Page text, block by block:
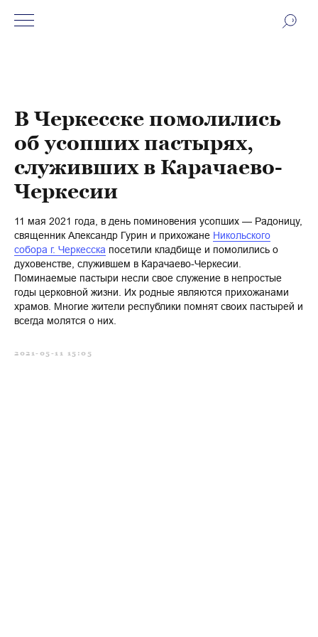
В Черкесске помолились
об усопших пастырях,
служивших в Карачаево-
Черкесии
11 мая 2021 года, в день поминовения усопших — Радоницу,
священник Александр Гурин и прихожане Никольского
собора г. Черкесска посетили кладбище и помолились о
духовенстве, служившем в Карачаево-Черкесии.
Поминаемые пастыри несли свое служение в непростые
годы церковной жизни. Их родные являются прихожанами
храмов. Многие жители республики помнят своих пастырей и
всегда молятся о них.
2021-05-11 15:05